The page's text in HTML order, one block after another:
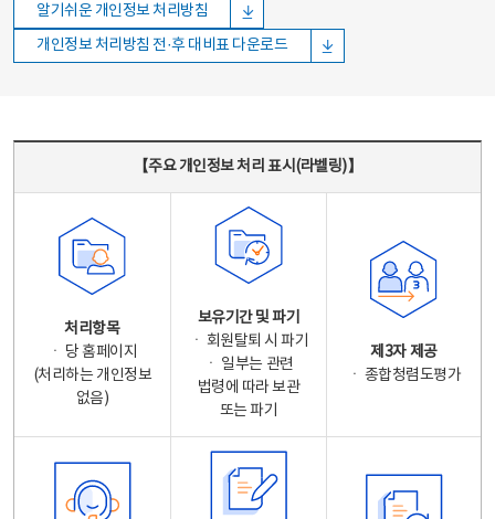
알기쉬운 개인정보 처리방침
개인정보 처리방침 전·후 대비표 다운로드
【주요 개인정보 처리 표시(라벨링)】
처리항목
ㆍ 당 홈페이지
(처리하는 개인정보
없음)
보유기간 및 파기
ㆍ 회원탈퇴 시 파기
ㆍ 일부는 관련
법령에 따라 보관
또는 파기
제3자 제공
ㆍ 종합청렴도평가